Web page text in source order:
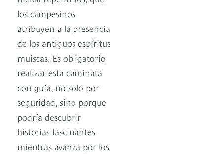
los campesinos
atribuyen a la presencia
de los antiguos espíritus
muiscas. Es obligatorio
realizar esta caminata
con guía, no solo por
seguridad, sino porque
podría descubrir
historias fascinantes
mientras avanza por los